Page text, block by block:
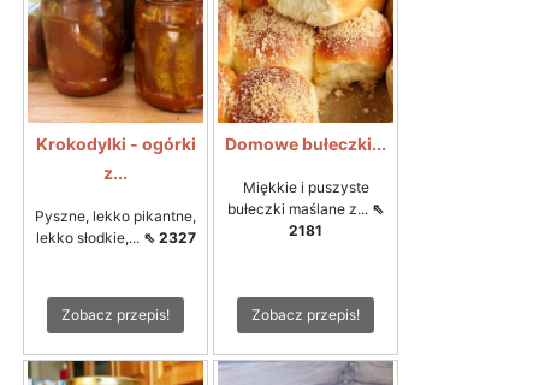
Krokodylki - ogórki
z...
Pyszne, lekko pikantne,
lekko słodkie,... ⇖ 2327
Zobacz przepis!
Domowe bułeczki...
Miękkie i puszyste
bułeczki maślane z... ⇖
2181
Zobacz przepis!